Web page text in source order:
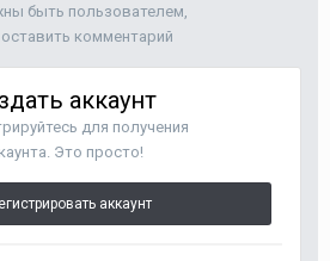
быть пользователем,
комментарий
аккаунт
для получения
Это просто!
аккаунт